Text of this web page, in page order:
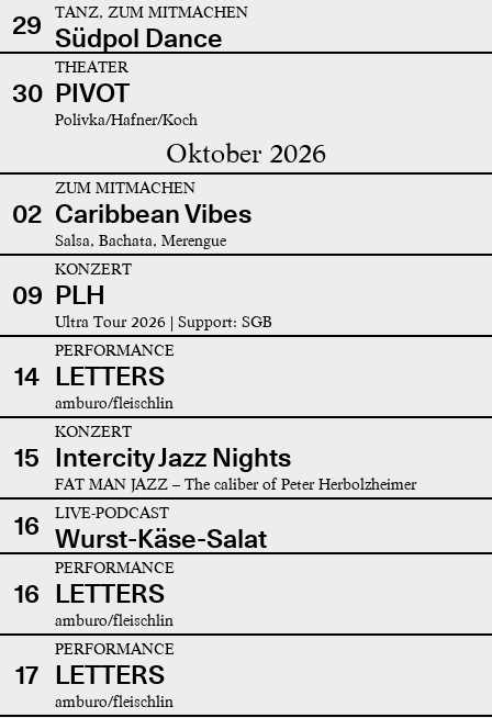
29 TANZ, ZUM MITMACHEN
Südpol Dance
30
THEATER
PIVOT
Polivka/Hafner/Koch
Oktober 2026
02
ZUM MITMACHEN
Caribbean Vibes
Salsa, Bachata, Merengue
09
KONZERT
PLH
Ultra Tour 2026 | Support: SGB
14
PERFORMANCE
LETTERS
amburo/fleischlin
15
KONZERT
Intercity Jazz Nights
FAT MAN JAZZ – The caliber of Peter Herbolzheimer
16 LIVE-PODCAST
Wurst-Käse-Salat
16
PERFORMANCE
LETTERS
amburo/fleischlin
17
PERFORMANCE
LETTERS
amburo/fleischlin